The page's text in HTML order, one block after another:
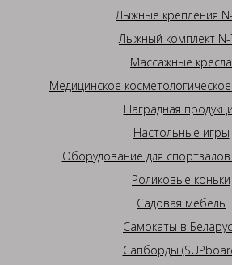
Лыжные крепления
Лыжный комплект
Массажные кресла
Медицинское
Наградная
Настольные игры
Оборудование для
Роликовые коньки
Садовая мебель
Самокаты в
Сапборды